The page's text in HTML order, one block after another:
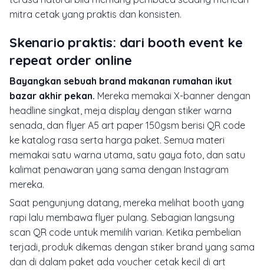
mitra cetak yang praktis dan konsisten.
Skenario praktis: dari booth event ke
repeat order online
Bayangkan sebuah brand makanan rumahan ikut
bazar akhir pekan. Mereka memakai X-banner dengan
headline singkat, meja display dengan stiker warna
senada, dan flyer A5 art paper 150gsm berisi QR code
ke katalog rasa serta harga paket. Semua materi
memakai satu warna utama, satu gaya foto, dan satu
kalimat penawaran yang sama dengan Instagram
mereka.
Saat pengunjung datang, mereka melihat booth yang
rapi lalu membawa flyer pulang. Sebagian langsung
scan QR code untuk memilih varian. Ketika pembelian
terjadi, produk dikemas dengan stiker brand yang sama
dan di dalam paket ada voucher cetak kecil di art